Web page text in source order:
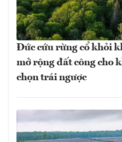
Đức cứu rừng cổ khỏi
mở rộng đất công cho
chọn trái ngược